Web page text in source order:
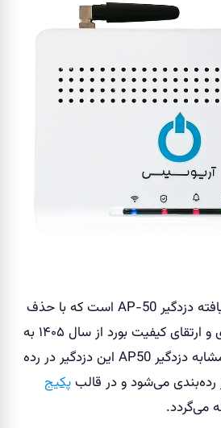
این دزدگیر نسخه بهبودیافته دزدگیر AP-50 است که با حذف
چشمی از روی پنل مرکزی و ارتقای کیفیت بورد از سال ۱۴۰۵ به
بازار عرضه شده است. مشابه دزدگیر AP50 این دزدگیر در رده
رده‌بندی می‌شود و در قالبپکیج
می‌گردد.